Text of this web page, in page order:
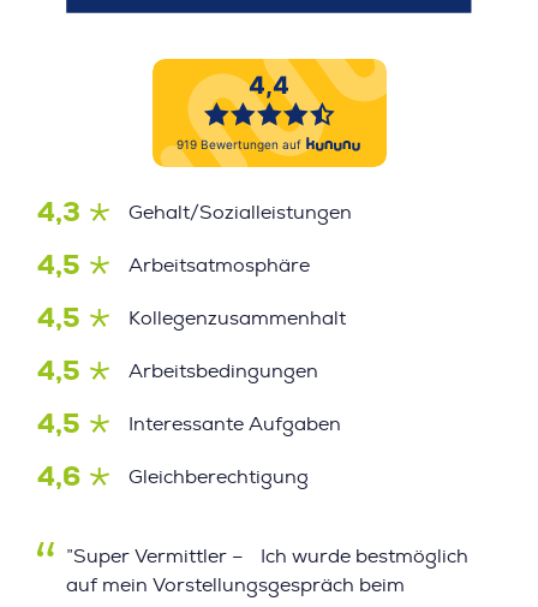
4,3 Gehalt/Sozialleistungen
4,5 Arbeitsatmosphäre
4,5 Kollegenzusammenhalt
4,5 Arbeitsbedingungen
4,5 Interessante Aufgaben
4,6 Gleichberechtigung
”Super Vermittler – Ich wurde bestmöglich
auf mein Vorstellungsgespräch beim